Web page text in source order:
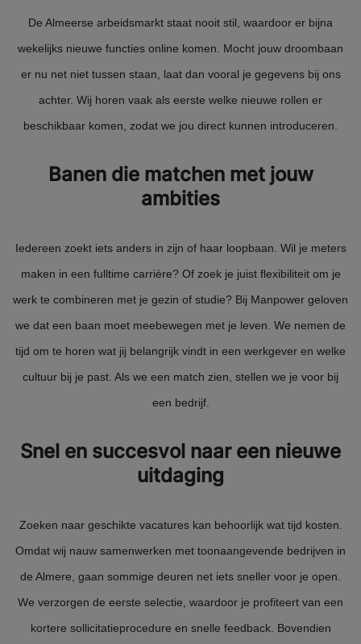
De Almeerse arbeidsmarkt staat nooit stil, waardoor er bijna
wekelijks nieuwe functies online komen. Mocht jouw droombaan
er nu net niet tussen staan, laat dan vooral je gegevens bij ons
achter. Wij horen vaak als eerste welke nieuwe rollen er
beschikbaar komen, zodat we jou direct kunnen introduceren.
Banen die matchen met jouw
ambities
Iedereen zoekt iets anders in zijn of haar loopbaan. Wil je meters
maken in een fulltime carrière? Of zoek je juist flexibiliteit om je
werk te combineren met je gezin of studie? Bij Manpower geloven
we dat een baan moet meebewegen met je leven. We nemen de
tijd om te horen wat jij belangrijk vindt in een werkgever en welke
cultuur bij je past. Als we een match zien, stellen we je voor bij
een bedrijf.
Snel en succesvol naar een nieuwe
uitdaging
Zoeken naar geschikte vacatures kan behoorlijk wat tijd kosten.
Omdat wij nauw samenwerken met toonaangevende bedrijven in
de Almere, gaan sommige deuren net iets sneller voor je open.
We verzorgen de eerste selectie, waardoor je profiteert van een
kortere sollicitatieprocedure en snelle feedback. Bovendien